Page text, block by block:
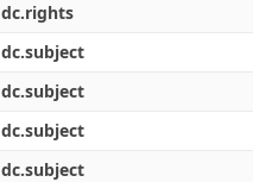
dc.rights
dc.subject
dc.subject
dc.subject
dc.subject